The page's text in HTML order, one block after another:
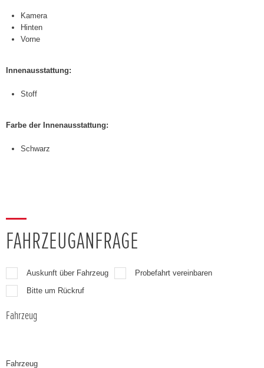
Kamera
Hinten
Vorne
Innenausstattung:
Stoff
Farbe der Innenausstattung:
Schwarz
FAHRZEUGANFRAGE
Auskunft über Fahrzeug
Probefahrt vereinbaren
Bitte um Rückruf
Fahrzeug
Fahrzeug